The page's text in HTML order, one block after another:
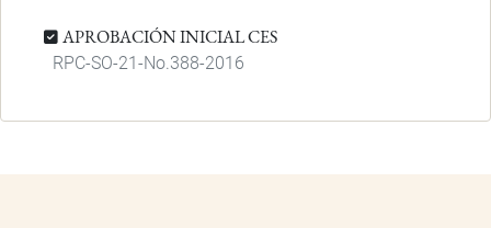
APROBACIÓN INICIAL CES
RPC-SO-21-No.388-2016